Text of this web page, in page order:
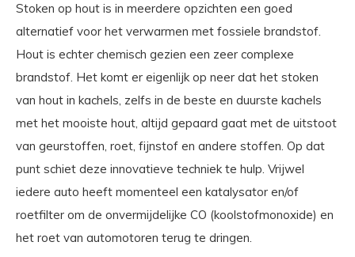
Stoken op hout is in meerdere opzichten een goed
alternatief voor het verwarmen met fossiele brandstof.
Hout is echter chemisch gezien een zeer complexe
brandstof. Het komt er eigenlijk op neer dat het stoken
van hout in kachels, zelfs in de beste en duurste kachels
met het mooiste hout, altijd gepaard gaat met de uitstoot
van geurstoffen, roet, fijnstof en andere stoffen. Op dat
punt schiet deze innovatieve techniek te hulp. Vrijwel
iedere auto heeft momenteel een katalysator en/of
roetfilter om de onvermijdelijke CO (koolstofmonoxide) en
het roet van automotoren terug te dringen.